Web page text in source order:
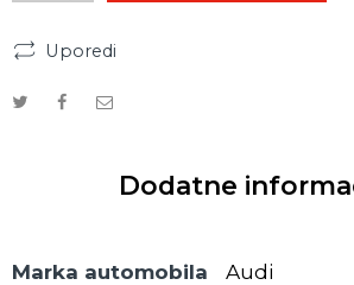
Uporedi
Dodatne
Marka automobila Audi